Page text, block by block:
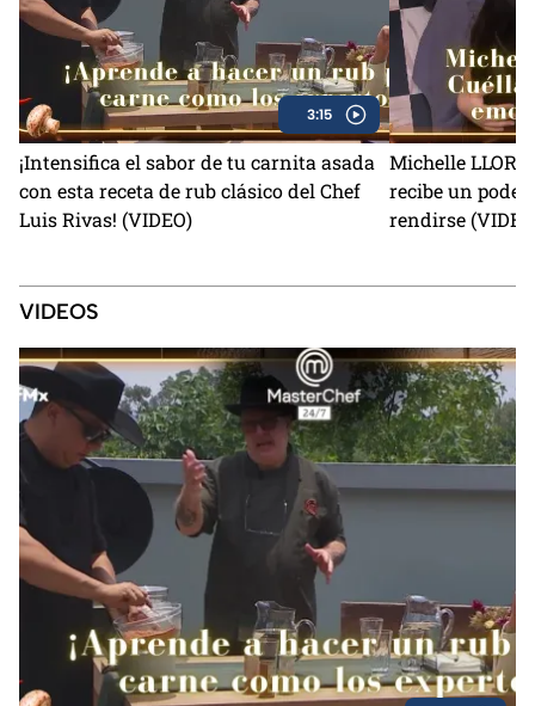
3:15
¡Intensifica el sabor de tu carnita asada
con esta receta de rub clásico del Chef
Luis Rivas! (VIDEO)
Michelle
recibe un
rendirse
VIDEOS